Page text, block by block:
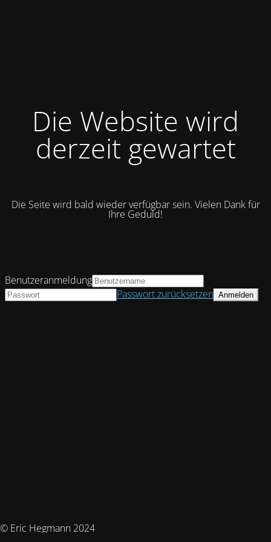
Die Website wird
derzeit gewartet
Die Seite wird bald wieder verfügbar sein. Vielen Dank für
Ihre Geduld!
© Eric Hegmann 2024
Benutzeranmeldung
Passwort zurücksetzen